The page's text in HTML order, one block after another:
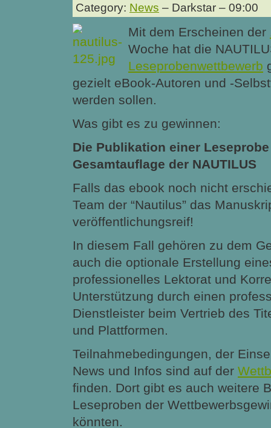
Category: News – Darkstar – 09:00
Mit dem Erscheinen der
Woche hat die
Leseprobenwettbewerb
gezielt eBook-Autoren und -
werden sollen.
Was gibt es zu gewinnen:
Die Publikation einer
Gesamtauflage der NAUTILUS
Falls das ebook noch nicht
Team der “Nautilus” das
veröffentlichungsreif!
In diesem Fall gehören zu dem
auch die optionale Erstellung
professionelles Lektorat und
Unterstützung durch einen
Dienstleister beim Vertrieb des
und Plattformen.
Teilnahmebedingungen, der
News und Infos sind auf der
finden. Dort gibt es auch weitere
Leseproben der
könnten.